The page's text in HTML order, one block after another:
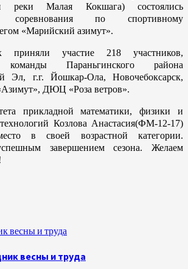
реки Малая Кокшага) состоялись
соревнования по спортивному
«Марийский азимут».
приняли участие 218 участников,
команды Параньгинского района
Эл, г.г. Йошкар-Ола, Новочебоксарск,
ДЮЦ «Роза ветров».
прикладной математики, физики и
Козлова Анастасия(ФМ-12-17)
в своей возрастной категории.
завершением сезона. Желаем
весны и труда
весны и труда